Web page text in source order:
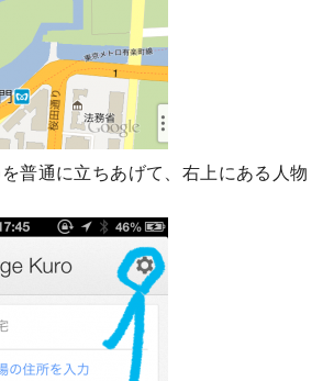
普通に立ちあげて、右上にある人物